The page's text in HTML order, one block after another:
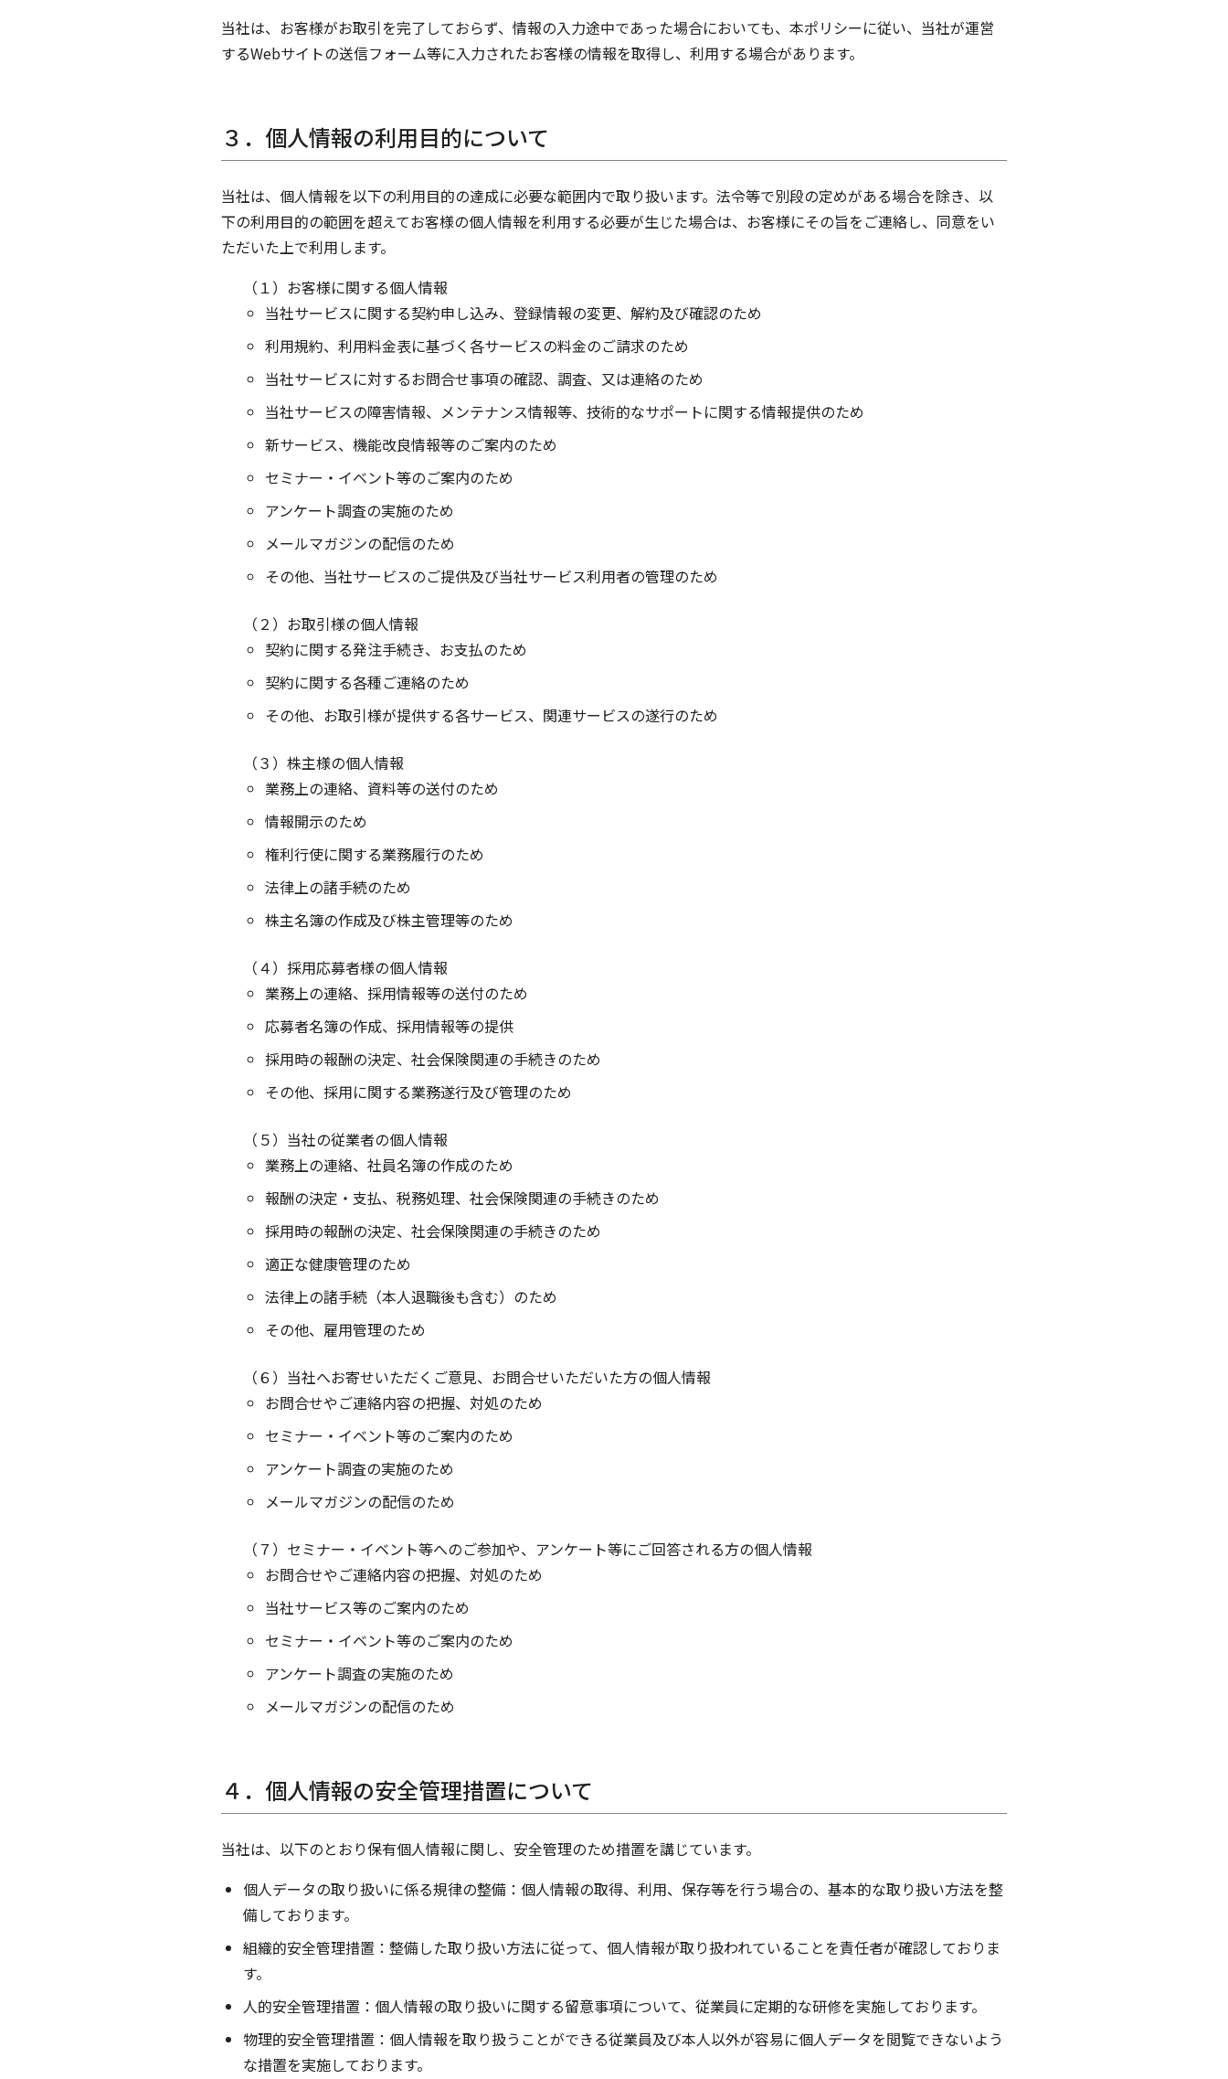
当社は、お客様がお取引を完了しておらず、情報の入力途中であった場合においても、本ポリシーに従い、当社が運営
するWebサイトの送信フォーム等に入力されたお客様の情報を取得し、利用する場合があります。
３．個人情報の利用目的について
当社は、個人情報を以下の利用目的の達成に必要な範囲内で取り扱います。法令等で別段の定めがある場合を除き、以
下の利用目的の範囲を超えてお客様の個人情報を利用する必要が生じた場合は、お客様にその旨をご連絡し、同意をい
ただいた上で利用します。
（１）お客様に関する個人情報
当社サービスに関する契約申し込み、登録情報の変更、解約及び確認のため
利用規約、利用料金表に基づく各サービスの料金のご請求のため
当社サービスに対するお問合せ事項の確認、調査、又は連絡のため
当社サービスの障害情報、メンテナンス情報等、技術的なサポートに関する情報提供のため
新サービス、機能改良情報等のご案内のため
セミナー・イベント等のご案内のため
アンケート調査の実施のため
メールマガジンの配信のため
その他、当社サービスのご提供及び当社サービス利用者の管理のため
（２）お取引様の個人情報
契約に関する発注手続き、お支払のため
契約に関する各種ご連絡のため
その他、お取引様が提供する各サービス、関連サービスの遂行のため
（３）株主様の個人情報
業務上の連絡、資料等の送付のため
情報開示のため
権利行使に関する業務履行のため
法律上の諸手続のため
株主名簿の作成及び株主管理等のため
（４）採用応募者様の個人情報
業務上の連絡、採用情報等の送付のため
応募者名簿の作成、採用情報等の提供
採用時の報酬の決定、社会保険関連の手続きのため
その他、採用に関する業務遂行及び管理のため
（５）当社の従業者の個人情報
業務上の連絡、社員名簿の作成のため
報酬の決定・支払、税務処理、社会保険関連の手続きのため
採用時の報酬の決定、社会保険関連の手続きのため
適正な健康管理のため
法律上の諸手続（本人退職後も含む）のため
その他、雇用管理のため
（６）当社へお寄せいただくご意見、お問合せいただいた方の個人情報
お問合せやご連絡内容の把握、対処のため
セミナー・イベント等のご案内のため
アンケート調査の実施のため
メールマガジンの配信のため
（７）セミナー・イベント等へのご参加や、アンケート等にご回答される方の個人情報
お問合せやご連絡内容の把握、対処のため
当社サービス等のご案内のため
セミナー・イベント等のご案内のため
アンケート調査の実施のため
メールマガジンの配信のため
４．個人情報の安全管理措置について
当社は、以下のとおり保有個人情報に関し、安全管理のため措置を講じています。
個人データの取り扱いに係る規律の整備：個人情報の取得、利用、保存等を行う場合の、基本的な取り扱い方法を整
備しております。
組織的安全管理措置：整備した取り扱い方法に従って、個人情報が取り扱われていることを責任者が確認しておりま
す。
人的安全管理措置：個人情報の取り扱いに関する留意事項について、従業員に定期的な研修を実施しております。
物理的安全管理措置：個人情報を取り扱うことができる従業員及び本人以外が容易に個人データを閲覧できないよう
な措置を実施しております。